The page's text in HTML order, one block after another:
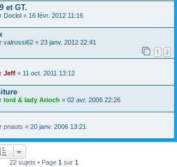
et GT.
Doclol « 16 févr. 2012 11:16
valrossi62 « 23 janv. 2012 22:41
1 2
Jeff « 11 oct. 2011 13:12
lord & lady Arioch « 02 avr. 2006 22:26
pnauts « 20 janv. 2006 13:21
22 sujets • Page 1 sur 1